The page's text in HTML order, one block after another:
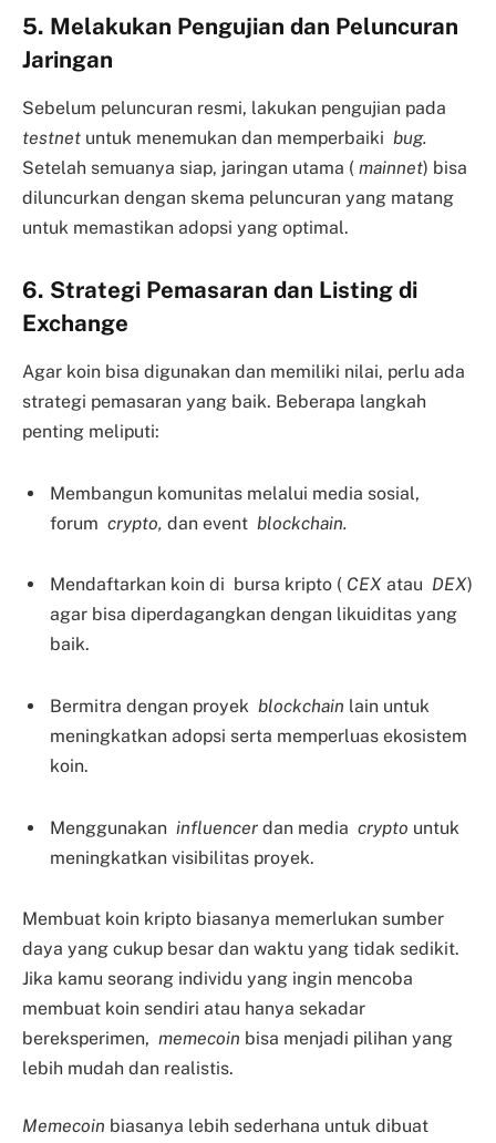
5. Melakukan Pengujian dan Peluncuran
Jaringan
Sebelum peluncuran resmi, lakukan pengujian pada
testnet untuk menemukan dan memperbaiki bug.
Setelah semuanya siap, jaringan utama ( mainnet) bisa
diluncurkan dengan skema peluncuran yang matang
untuk memastikan adopsi yang optimal.
6. Strategi Pemasaran dan Listing di
Exchange
Agar koin bisa digunakan dan memiliki nilai, perlu ada
strategi pemasaran yang baik. Beberapa langkah
penting meliputi:
Membangun komunitas melalui media sosial,
forum crypto, dan event blockchain.
Mendaftarkan koin di bursa kripto ( CEX atau DEX)
agar bisa diperdagangkan dengan likuiditas yang
baik.
Bermitra dengan proyek blockchain lain untuk
meningkatkan adopsi serta memperluas ekosistem
koin.
Menggunakan influencer dan media crypto untuk
meningkatkan visibilitas proyek.
Membuat koin kripto biasanya memerlukan sumber
daya yang cukup besar dan waktu yang tidak sedikit.
Jika kamu seorang individu yang ingin mencoba
membuat koin sendiri atau hanya sekadar
bereksperimen, memecoin bisa menjadi pilihan yang
lebih mudah dan realistis.
Memecoin biasanya lebih sederhana untuk dibuat